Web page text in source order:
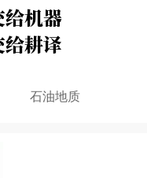
机器
耕译
石油地质